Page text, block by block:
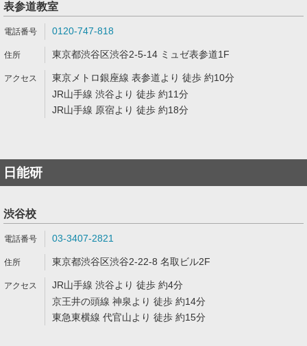
表参道教室
0120-747-818
東京都渋谷区渋谷2-5-14 ミュゼ表参道1F
東京メトロ銀座線 表参道より 徒歩 約10分
JR山手線 渋谷より 徒歩 約11分
JR山手線 原宿より 徒歩 約18分
日能研
渋谷校
03-3407-2821
東京都渋谷区渋谷2-22-8 名取ビル2F
JR山手線 渋谷より 徒歩 約4分
京王井の頭線 神泉より 徒歩 約14分
東急東横線 代官山より 徒歩 約15分